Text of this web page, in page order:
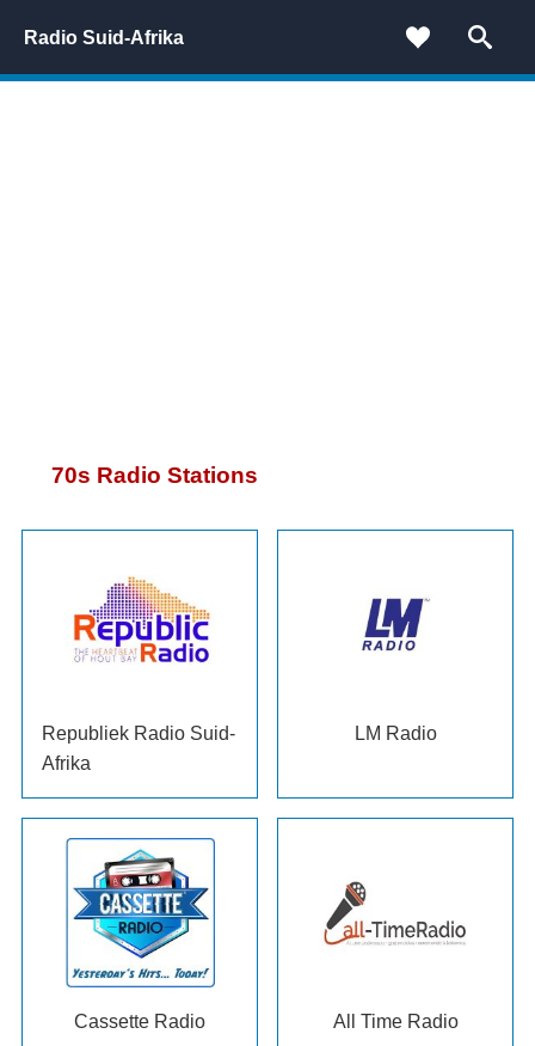
Radio Suid-Afrika
70s Radio Stations
Republiek Radio Suid-
Afrika
LM Radio
Cassette Radio All Time Radio